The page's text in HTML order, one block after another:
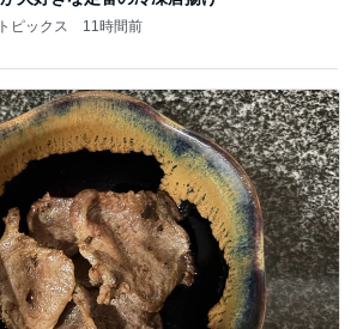
ピックス 11時間前